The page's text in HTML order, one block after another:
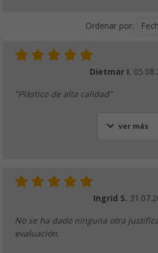
3,99
29,99€ PVP
Ordenar por:
Dietmar I.
"Plástico de alta calidad"
ver más
Ingrid S.
No se ha dado ninguna otra
evaluación.